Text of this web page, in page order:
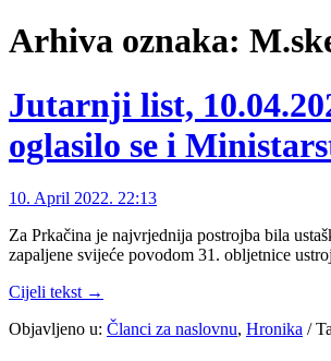
Arhiva oznaka:
Jutarnji list,
oglasilo se i
10. April 2022. 22:13
Za Prkačina je najvrjednija postrojba bila
zapaljene svijeće povodom 31. obljetnice
Cijeli tekst →
Objavljeno u: Članci za naslovnu, Hronika /